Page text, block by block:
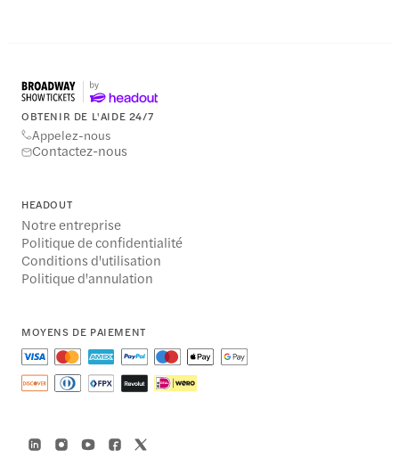
OBTENIR DE L'AIDE 24/7
Appelez-nous
Contactez-nous
HEADOUT
Notre entreprise
Politique de confidentialité
Conditions d'utilisation
Politique d'annulation
MOYENS DE PAIEMENT